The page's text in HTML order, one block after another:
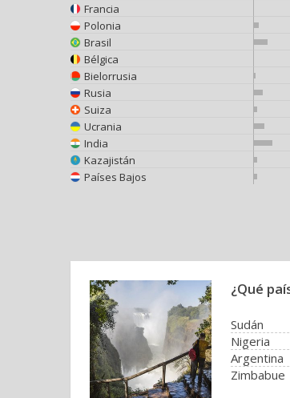
Francia
Polonia
Brasil
Bélgica
Bielorrusia
Rusia
Suiza
Ucrania
India
Kazajistán
Países Bajos
¿Qué
Sudán
Nigeria
Argentina
Zimbabue